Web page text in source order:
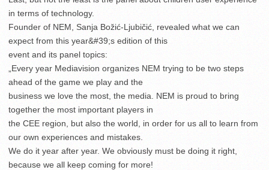
in terms of technology.
Founder of NEM, Sanja Božić-Ljubičić, revealed what we can
expect from this year&#39;s edition of this
event and its panel topics:
„Every year Mediavision organizes NEM trying to be two steps
ahead of the game we play and the
business we love the most, the media. NEM is proud to bring
together the most important players in
the CEE region, but also the world, in order for us all to learn from
our own experiences and mistakes.
We do it year after year. We obviously must be doing it right,
because we all keep coming for more!